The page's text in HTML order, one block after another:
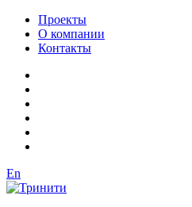
Проекты
О компании
Контакты
En